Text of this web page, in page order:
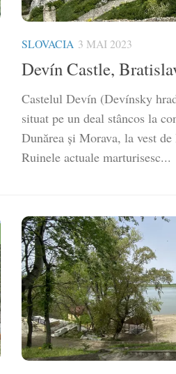
SLOVACIA 3 MAI 2023
Devín Castle,
Castelul Devín (Devínsky
situat pe un deal stâncos la
Dunărea și Morava, la vest
Ruinele actuale marturisesc...